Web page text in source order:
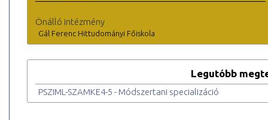
Önálló intézmény
Gál Ferenc Hittudományi Főiskola
Legutóbb
PSZIML-SZAMKE4-5 - Módszertani specializáció